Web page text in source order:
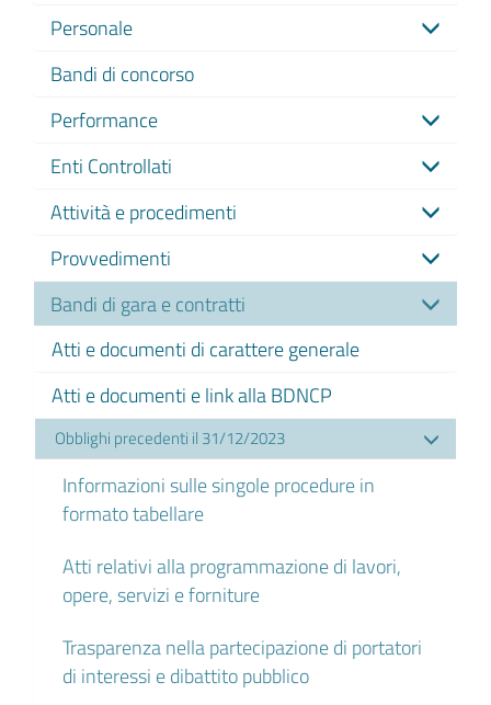
Personale
Bandi di concorso
Performance
Enti Controllati
Attività e procedimenti
Provvedimenti
Bandi di gara e contratti
Atti e documenti di carattere generale
Atti e documenti e link alla BDNCP
Obblighi precedenti il 31/12/2023
Informazioni sulle singole procedure in
formato tabellare
Atti relativi alla programmazione di lavori,
opere, servizi e forniture
Trasparenza nella partecipazione di portatori
di interessi e dibattito pubblico